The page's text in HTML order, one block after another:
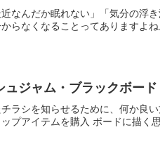
なんだか眠れない」「気分の浮
らなくなることってありますよ
ュジャム・ブラックボー
ラシを知らせるために、何か良
ップアイテムを購入 ボードに描く